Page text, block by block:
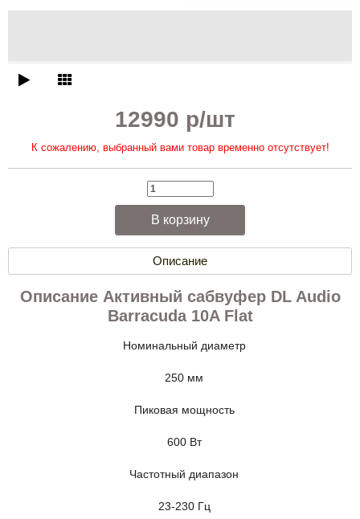
12990 р/шт
К сожалению, выбранный вами товар временно отсутствует!
Описание
Описание Активный сабвуфер DL Audio
Barracuda 10A Flat
Номинальный диаметр
250 мм
Пиковая мощность
600 Вт
Частотный диапазон
23-230 Гц